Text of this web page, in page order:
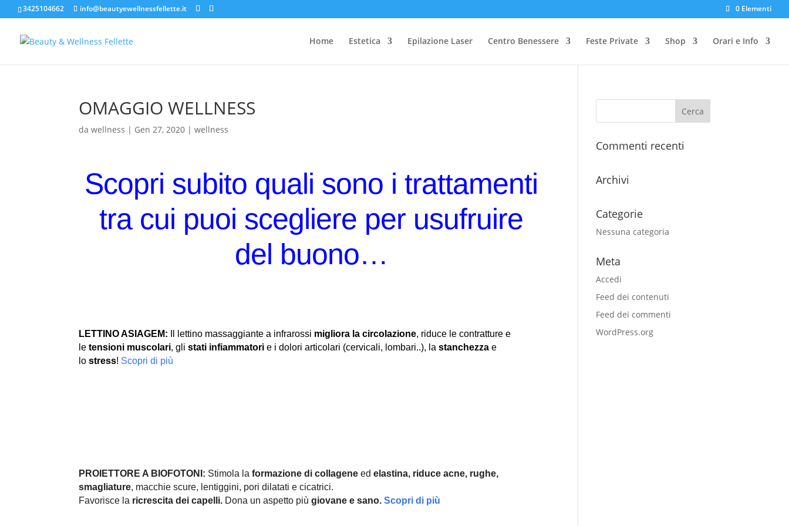
3425104662 info@beautyewellnessfellette.it 0 Elementi
Home Estetica Epilazione Laser Centro Benessere Feste Private Shop Orari e Info
OMAGGIO WELLNESS
dawellness | Gen 27, 2020 |wellness
Scopri subito quali sono i trattamenti
tra cui puoi scegliere per usufruire
del buono…
LETTINO ASIAGEM: Il lettino massaggiante a infrarossi migliora la circolazione, riduce le contratture e
letensioni muscolari, glistati infiammatorie i dolori articolari (cervicali, lombari..), lastanchezza e
lostress! Scopri di più
PROIETTORE A BIOFOTONI: Stimola la formazione di collageneed elastina, riduce acne, rughe,
smagliature, macchie scure, lentiggini, pori dilatati e cicatrici.
Favorisce la ricrescita dei capelli. Dona un aspetto piùgiovane e sano.Scopri di più
Commenti recenti
Archivi
Categorie
Nessuna categoria
Meta
Accedi
Feed dei contenuti
Feed dei commenti
WordPress.org